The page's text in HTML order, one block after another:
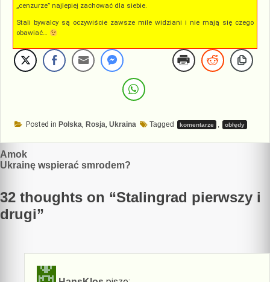
„cenzurze” najlepiej zachować dla siebie.
Stali bywalcy są oczywiście zawsze mile widziani i nie mają się czego
obawiać…
Posted in Polska, Rosja, Ukraina Tagged komentarze , obłędy
Nawigacja
wpisu
Amok
Ukrainę wspierać smrodem?
32 thoughts on “Stalingrad pierwszy i
drugi”